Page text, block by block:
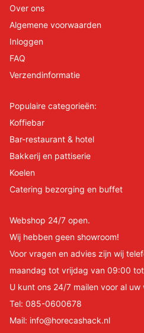
Over ons
Algemene voorwaarden
Inloggen
FAQ
Verzendinformatie
Populaire categorieën:
Koffiebar
Bar-restaurant & hotel
Bakkerij en pattiserie
Koelen
Catering bezorging en buffet
Webshop 24/7 open.
Wij hebben geen showroom!
Voor vragen en advies zijn wij
maandag tot vrijdag van 09:00
U kunt ons 24/7 mailen voor al uw
Tel: 085-0600678
Mail: info@horecashack.nl